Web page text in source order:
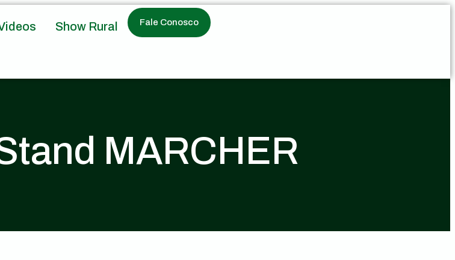
Show Rural Fale Conosco
MARCHER